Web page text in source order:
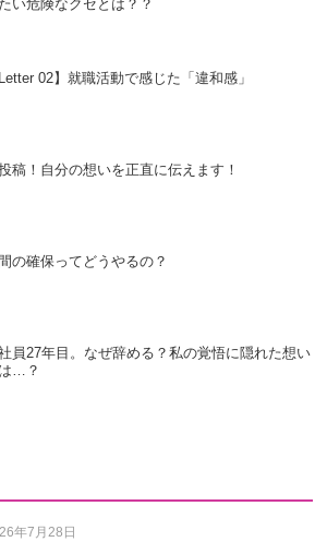
い危険なクセとは？？
Letter 02】就職活動で感じた「違和感」
稿！自分の想いを正直に伝えます！
の確保ってどうやるの？
員27年目。なぜ辞める？私の覚悟に隠れた想い
…？
年7月28日